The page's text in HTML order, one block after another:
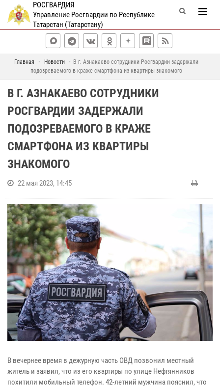
РОСГВАРДИЯ
Управление Росгвардии по Республике
Татарстан (Татарстану)
Главная Новости
В г. Азнакаево сотрудники Росгвардии задержали
подозреваемого в краже смартфона из квартиры знакомого
В Г. АЗНАКАЕВО СОТРУДНИКИ
РОСГВАРДИИ ЗАДЕРЖАЛИ
ПОДОЗРЕВАЕМОГО В КРАЖЕ
СМАРТФОНА ИЗ КВАРТИРЫ
ЗНАКОМОГО
22 мая 2023, 14:45
В вечернее время в дежурную часть ОВД позвонил местный
житель и заявил, что из его квартиры по улице Нефтянников
похитили мобильный телефон. 42-летний мужчина пояснил, что